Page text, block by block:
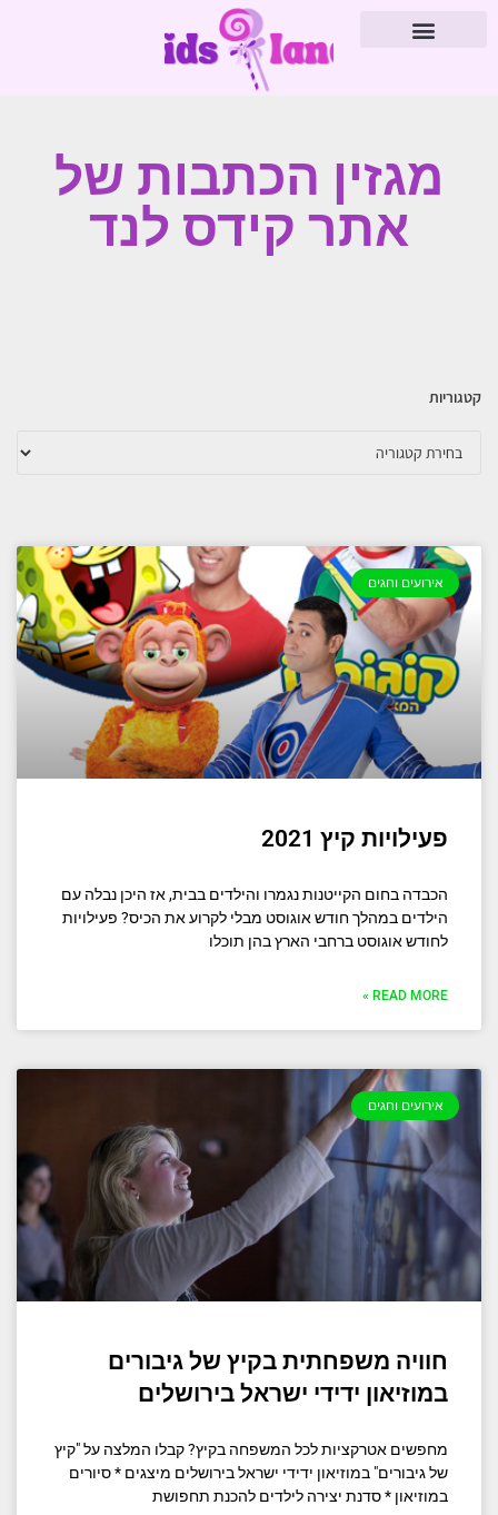
מגזין הכתבות של
אתר קידס לנד
קטגוריות
אירועים וחגים
פעילויות קיץ 2021
הכבדה בחום הקייטנות נגמרו והילדים בבית, אז היכן נבלה עם
הילדים במהלך חודש אוגוסט מבלי לקרוע את הכיס? פעילויות
לחודש אוגוסט ברחבי הארץ בהן תוכלו
READ MORE »
אירועים וחגים
חוויה משפחתית בקיץ של גיבורים
במוזיאון ידידי ישראל בירושלים
מחפשים אטרקציות לכל המשפחה בקיץ? קבלו המלצה על "קיץ
של גיבורים" במוזיאון ידידי ישראל בירושלים מיצגים * סיורים
במוזיאון * סדנת יצירה לילדים להכנת תחפושת